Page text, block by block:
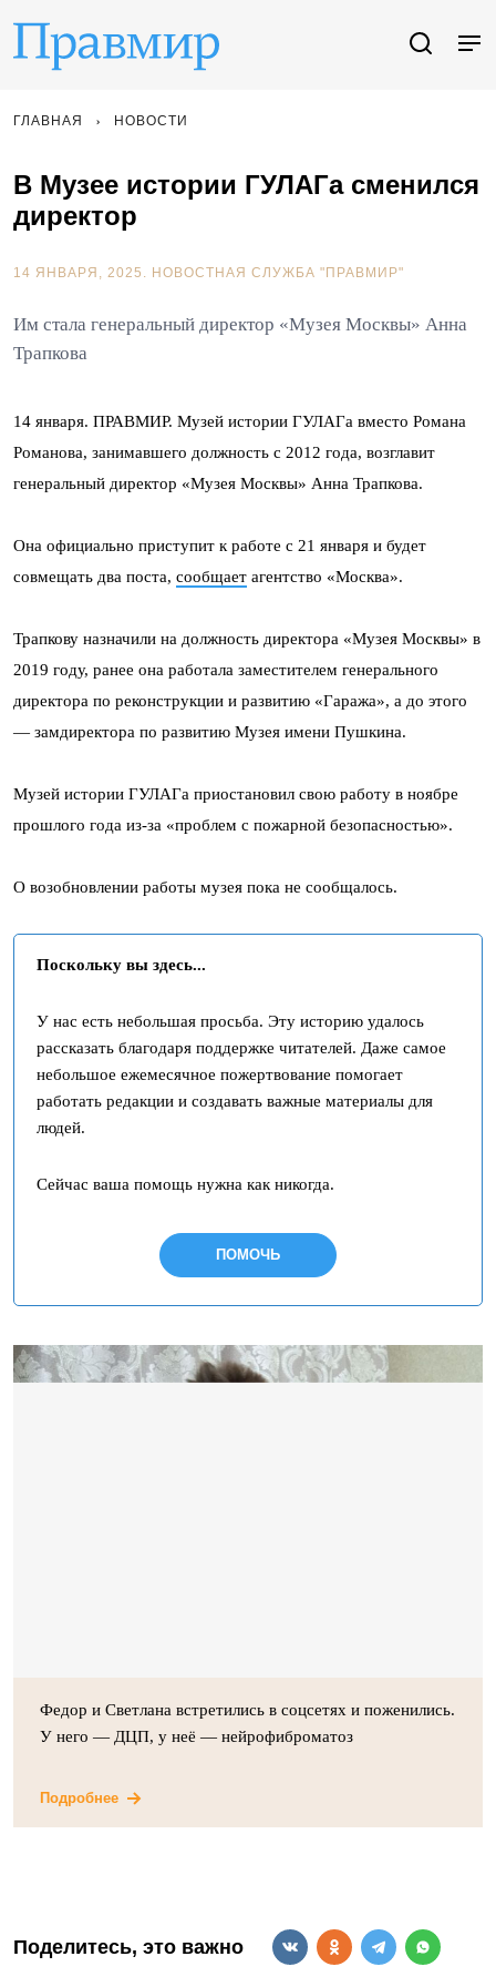
ГЛАВНАЯ НОВОСТИ
В Музее истории ГУЛАГа сменился
директор
14 ЯНВАРЯ, 2025. НОВОСТНАЯ СЛУЖБА "ПРАВМИР"
Им стала генеральный директор «Музея Москвы» Анна
Трапкова
14 января. ПРАВМИР. Музей истории ГУЛАГа вместо Романа
Романова, занимавшего должность с 2012 года, возглавит
генеральный директор «Музея Москвы» Анна Трапкова.
Она официально приступит к работе с 21 января и будет
совмещать два поста, сообщает агентство «Москва».
Трапкову назначили на должность директора «Музея Москвы» в
2019 году, ранее она работала заместителем генерального
директора по реконструкции и развитию «Гаража», а до этого
— замдиректора по развитию Музея имени Пушкина.
Музей истории ГУЛАГа приостановил свою работу в ноябре
прошлого года из-за «проблем с пожарной безопасностью».
О возобновлении работы музея пока не сообщалось.
Поскольку вы здесь...
У нас есть небольшая просьба. Эту историю удалось
рассказать благодаря поддержке читателей. Даже самое
небольшое ежемесячное пожертвование помогает
работать редакции и создавать важные материалы для
людей.
Сейчас ваша помощь нужна как никогда.
ПОМОЧЬ
Федор и Светлана встретились в соцсетях и поженились.
У него — ДЦП, у неё — нейрофиброматоз
Подробнее
Поделитесь, это важно